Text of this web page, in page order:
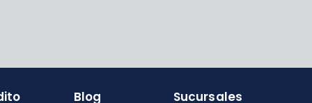
Blog Sucursales